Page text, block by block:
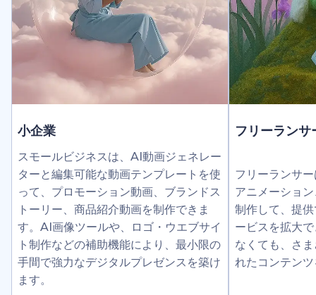
小企業
スモールビジネスは、AI動画ジェネレー
ターと編集可能な動画テンプレートを使
って、プロモーション動画、ブランドス
トーリー、商品紹介動画を制作できま
す。AI画像ツールや、ロゴ・ウエブサイ
ト制作などの補助機能により、最小限の
手間で強力なデジタルプレゼンスを築け
ます。
フリーランサ
フリーランサ
アニメーショ
制作して、提
ービスを拡大
なくても、さ
れたコンテン